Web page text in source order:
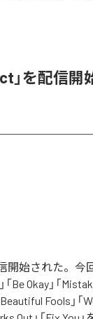
」を配信開
開始された。今
Be Okay」「
Beautiful Fools」